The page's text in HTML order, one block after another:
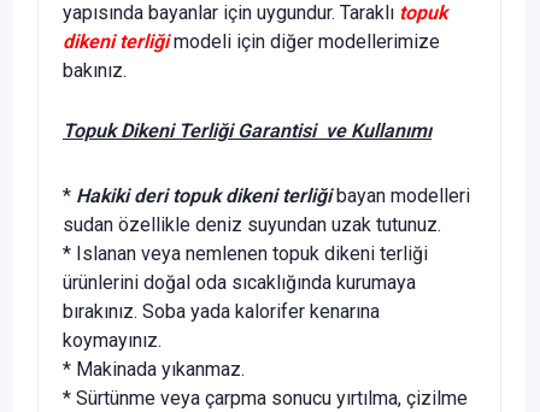
yapısında bayanlar için uygundur. Taraklı topuk
dikeni terliğimodeli için diğer modellerimize
bakınız.
Topuk Dikeni Terliği Garantisi ve Kullanımı
* Hakiki deri topuk dikeni terliğibayan modelleri
sudan özellikle deniz suyundan uzak tutunuz.
* Islanan veya nemlenen topuk dikeni terliği
ürünlerini doğal oda sıcaklığında kurumaya
bırakınız. Soba yada kalorifer kenarına
koymayınız.
* Makinada yıkanmaz.
* Sürtünme veya çarpma sonucu yırtılma, çizilme